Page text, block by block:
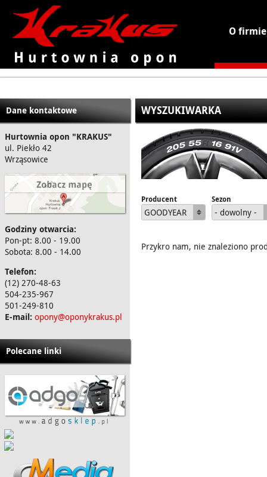
KRAKUS - hurtownia opon
O firmie
Dane kontaktowe
Hurtownia opon "KRAKUS"
ul. Piekło 42
Wrząsowice
Godziny otwarcia:
Pon-pt: 8.00 - 19.00
Sobota: 8.00 - 14.00
Telefon:
(12) 270-48-63
504-235-967
501-249-810
E-mail: opony@oponykrakus.pl
Polecane linki
WYSZUKIWARKA
Producent
GOODYEAR
Sezon
- dowolny -
Przykro nam, nie znaleziono